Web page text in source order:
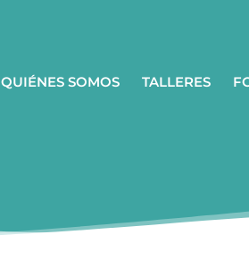
QUIÉNES SOMOS TALLERES